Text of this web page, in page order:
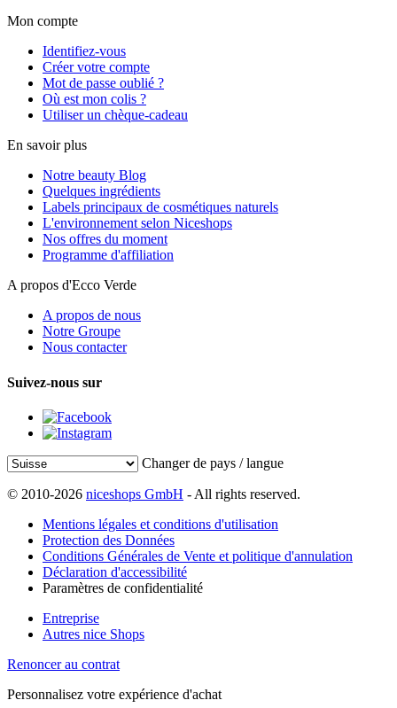
Mon compte
Identifiez-vous
Créer votre compte
Mot de passe oublié ?
Où est mon colis ?
Utiliser un chèque-cadeau
En savoir plus
Notre beauty Blog
Quelques ingrédients
Labels principaux de cosmétiques naturels
L'environnement selon Niceshops
Nos offres du moment
Programme d'affiliation
A propos d'Ecco Verde
A propos de nous
Notre Groupe
Nous contacter
Suivez-nous sur
Changer de pays / langue
© 2010-2026 niceshops GmbH - All rights reserved.
Mentions légales et conditions d'utilisation
Protection des Données
Conditions Générales de Vente et politique d'annulation
Déclaration d'accessibilité
Paramètres de confidentialité
Entreprise
Autres nice Shops
Renoncer au contrat
Personnalisez votre expérience d'achat